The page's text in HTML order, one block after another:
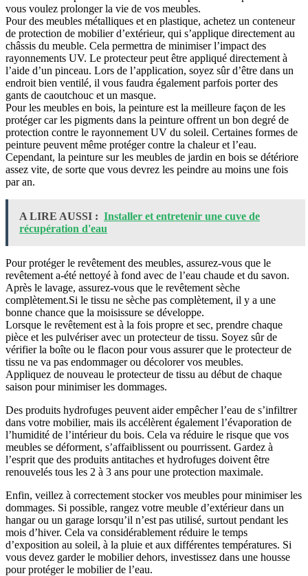
vous voulez prolonger la vie de vos meubles.
Pour des meubles métalliques et en plastique, achetez un conteneur
de protection de mobilier d’extérieur, qui s’applique directement au
châssis du meuble. Cela permettra de minimiser l’impact des
rayonnements UV. Le protecteur peut être appliqué directement à
l’aide d’un pinceau. Lors de l’application, soyez sûr d’être dans un
endroit bien ventilé, il vous faudra également parfois porter des
gants de caoutchouc et un masque.
Pour les meubles en bois, la peinture est la meilleure façon de les
protéger car les pigments dans la peinture offrent un bon degré de
protection contre le rayonnement UV du soleil. Certaines formes de
peinture peuvent même protéger contre la chaleur et l’eau.
Cependant, la peinture sur les meubles de jardin en bois se détériore
assez vite, de sorte que vous devrez les peindre au moins une fois
par an.
A LIRE AUSSI : Installer et entretenir une cuve de
récupération d'eau
Pour protéger le revêtement des meubles, assurez-vous que le
revêtement a-été nettoyé à fond avec de l’eau chaude et du savon.
Après le lavage, assurez-vous que le revêtement sèche
complètement.Si le tissu ne sèche pas complètement, il y a une
bonne chance que la moisissure se développe.
Lorsque le revêtement est à la fois propre et sec, prendre chaque
pièce et les pulvériser avec un protecteur de tissu. Soyez sûr de
vérifier la boîte ou le flacon pour vous assurer que le protecteur de
tissu ne va pas endommager ou décolorer vos meubles.
Appliquez de nouveau le protecteur de tissu au début de chaque
saison pour minimiser les dommages.
Des produits hydrofuges peuvent aider empêcher l’eau de s’infiltrer
dans votre mobilier, mais ils accélèrent également l’évaporation de
l’humidité de l’intérieur du bois. Cela va réduire le risque que vos
meubles se déforment, s’affaiblissent ou pourrissent. Gardez à
l’esprit que des produits antitaches et hydrofuges doivent être
renouvelés tous les 2 à 3 ans pour une protection maximale.
Enfin, veillez à correctement stocker vos meubles pour minimiser les
dommages. Si possible, rangez votre meuble d’extérieur dans un
hangar ou un garage lorsqu’il n’est pas utilisé, surtout pendant les
mois d’hiver. Cela va considérablement réduire le temps
d’exposition au soleil, à la pluie et aux différentes températures. Si
vous devez garder le mobilier dehors, investissez dans une housse
pour protéger le mobilier de l’eau.